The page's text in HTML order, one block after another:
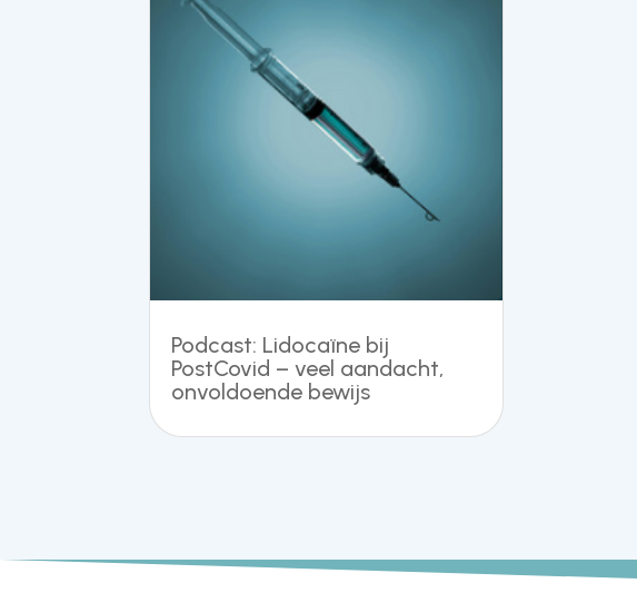
Podcast: Lidocaïne bij
PostCovid – veel aandacht,
onvoldoende bewijs